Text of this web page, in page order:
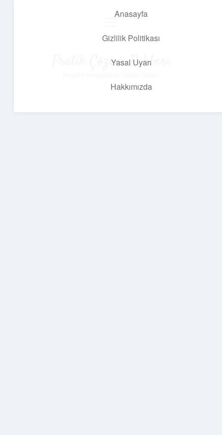
Anasayfa
Gizlilik Politikası
Yasal Uyarı
Hakkımızda
Pratik Çözüm Rehberi